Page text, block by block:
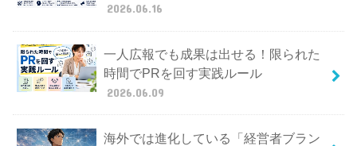
2026.06.16
一人広報でも成果は出せる！限られた
時間でPRを回す実践ルール
2026.06.09
海外では進化している「経営者ブラン